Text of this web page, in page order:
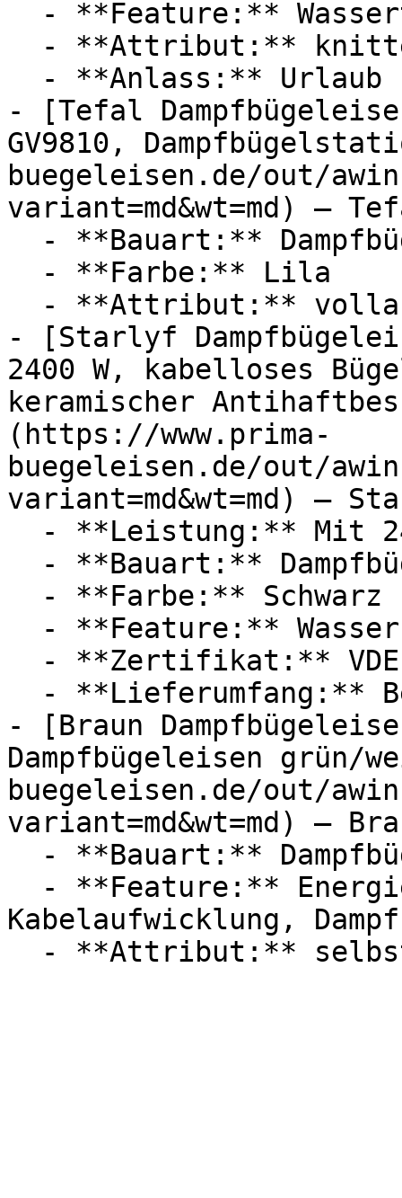
- [Tefal
GV9810,
buegeleisen.de/out/
variant=md&wt=md) —
- [Starlyf
2400 W, kabelloses
keramischer
(https://www.prima-
buegeleisen.de/out/
variant=md&wt=md) —
- [Braun
Dampfbügeleisen grün/
buegeleisen.de/out/
variant=md&wt=md) —
Kabelaufwicklung,